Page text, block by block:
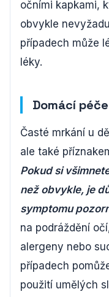
očními kapkami,
obvykle
případech může
léky.
Domácí
Časté mrkání u
ale také
Pokud si
než obvykle, je
symptomu
na podráždění
alergeny nebo
případech
použití umělých